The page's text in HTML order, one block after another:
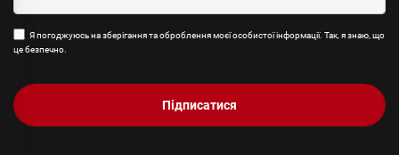
Я погоджуюсь на зберігання та оброблення моєї особистої інформації. Так, я знаю, що
це безпечно.
Підписатися